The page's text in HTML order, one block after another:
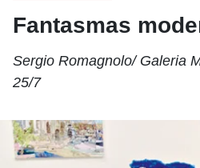
Fantasmas
Sergio Romagnolo/ Galeria
25/7